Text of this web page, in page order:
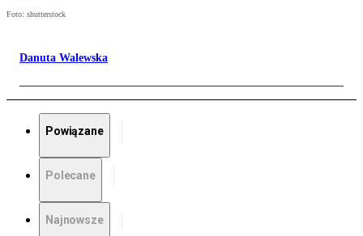
Foto: shutterstock
Danuta Walewska
Powiązane
Polecane
Najnowsze